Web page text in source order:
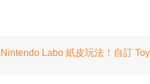
Labo 紙皮玩法！自訂